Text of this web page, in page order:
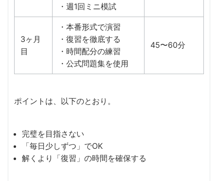
・週1回ミニ模試
3ヶ月
目
・本番形式で演習
・復習を徹底する
・時間配分の練習
・公式問題集を使用
45〜60分
ポイントは、以下のとおり。
完璧を目指さない
「毎日少しずつ」でOK
解くより「復習」の時間を確保する